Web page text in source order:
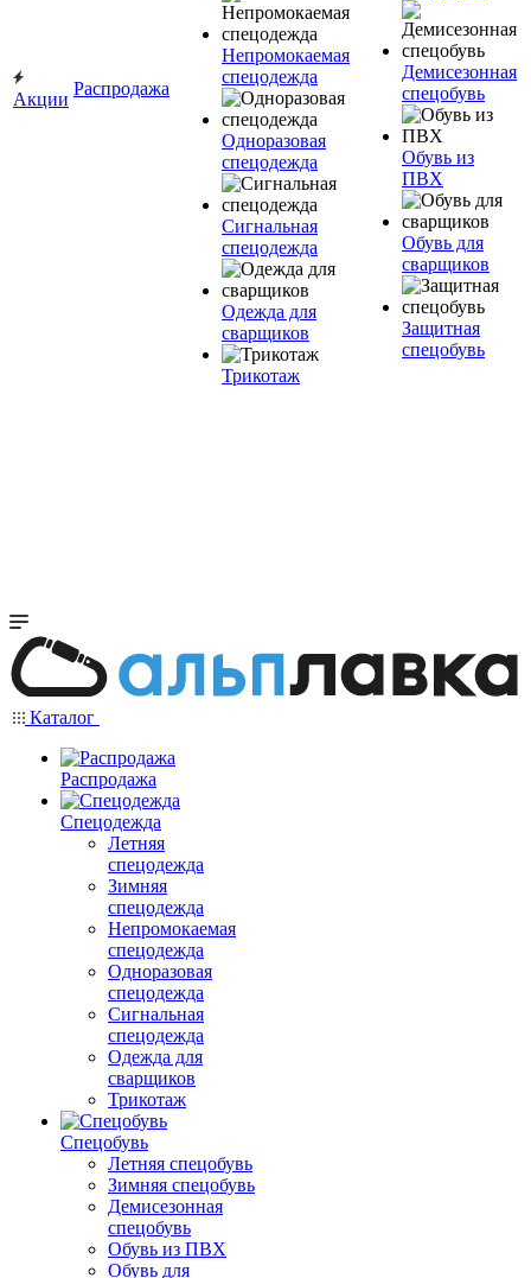
Акции
Распродажа
Непромокаемая
спецодежда
Одноразовая
спецодежда
Сигнальная
спецодежда
Одежда для
сварщиков
Трикотаж
Демисезонная
спецобувь
Обувь из
ПВХ
Обувь для
сварщиков
Защитная
спецобувь
Каталог
Распродажа
Спецодежда
Летняя
спецодежда
Зимняя
спецодежда
Непромокаемая
спецодежда
Одноразовая
спецодежда
Сигнальная
спецодежда
Одежда для
сварщиков
Трикотаж
Спецобувь
Летняя спецобувь
Зимняя спецобувь
Демисезонная
спецобувь
Обувь из ПВХ
Обувь для